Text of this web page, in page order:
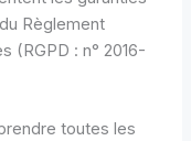
Règlement
(RGPD : n° 2016-
toutes les